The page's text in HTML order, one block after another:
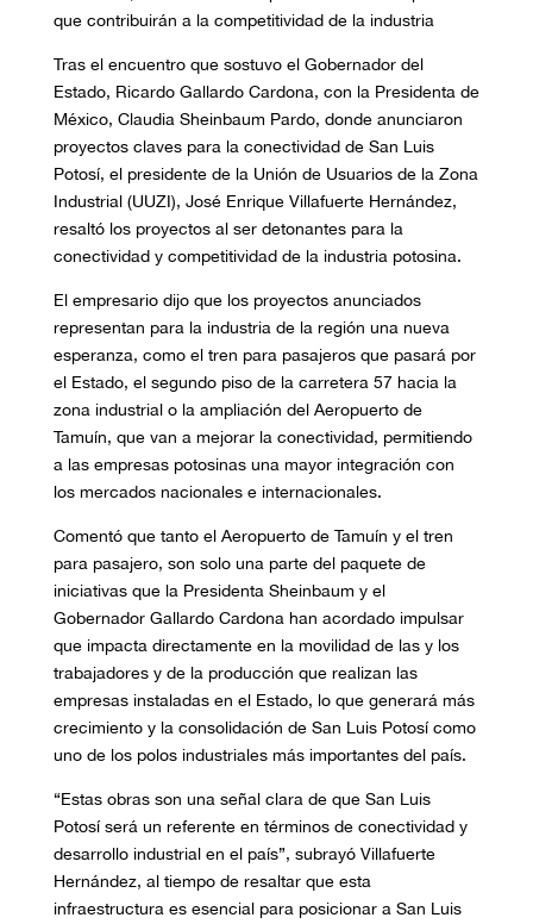
que contribuirán a la competitividad de la industria
Tras el encuentro que sostuvo el Gobernador del
Estado, Ricardo Gallardo Cardona, con la Presidenta de
México, Claudia Sheinbaum Pardo, donde anunciaron
proyectos claves para la conectividad de San Luis
Potosí, el presidente de la Unión de Usuarios de la Zona
Industrial (UUZI), José Enrique Villafuerte Hernández,
resaltó los proyectos al ser detonantes para la
conectividad y competitividad de la industria potosina.
El empresario dijo que los proyectos anunciados
representan para la industria de la región una nueva
esperanza, como el tren para pasajeros que pasará por
el Estado, el segundo piso de la carretera 57 hacia la
zona industrial o la ampliación del Aeropuerto de
Tamuín, que van a mejorar la conectividad, permitiendo
a las empresas potosinas una mayor integración con
los mercados nacionales e internacionales.
Comentó que tanto el Aeropuerto de Tamuín y el tren
para pasajero, son solo una parte del paquete de
iniciativas que la Presidenta Sheinbaum y el
Gobernador Gallardo Cardona han acordado impulsar
que impacta directamente en la movilidad de las y los
trabajadores y de la producción que realizan las
empresas instaladas en el Estado, lo que generará más
crecimiento y la consolidación de San Luis Potosí como
uno de los polos industriales más importantes del país.
“Estas obras son una señal clara de que San Luis
Potosí será un referente en términos de conectividad y
desarrollo industrial en el país”, subrayó Villafuerte
Hernández, al tiempo de resaltar que esta
infraestructura es esencial para posicionar a San Luis